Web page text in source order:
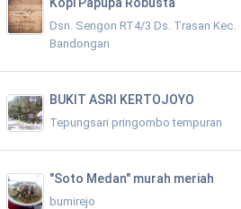
Dsn. Sengon RT4/3 Ds. Trasan Kec.
Bandongan
BUKIT ASRI KERTOJOYO
Tepungsari pringombo tempuran
"Soto Medan" murah meriah
bumirejo